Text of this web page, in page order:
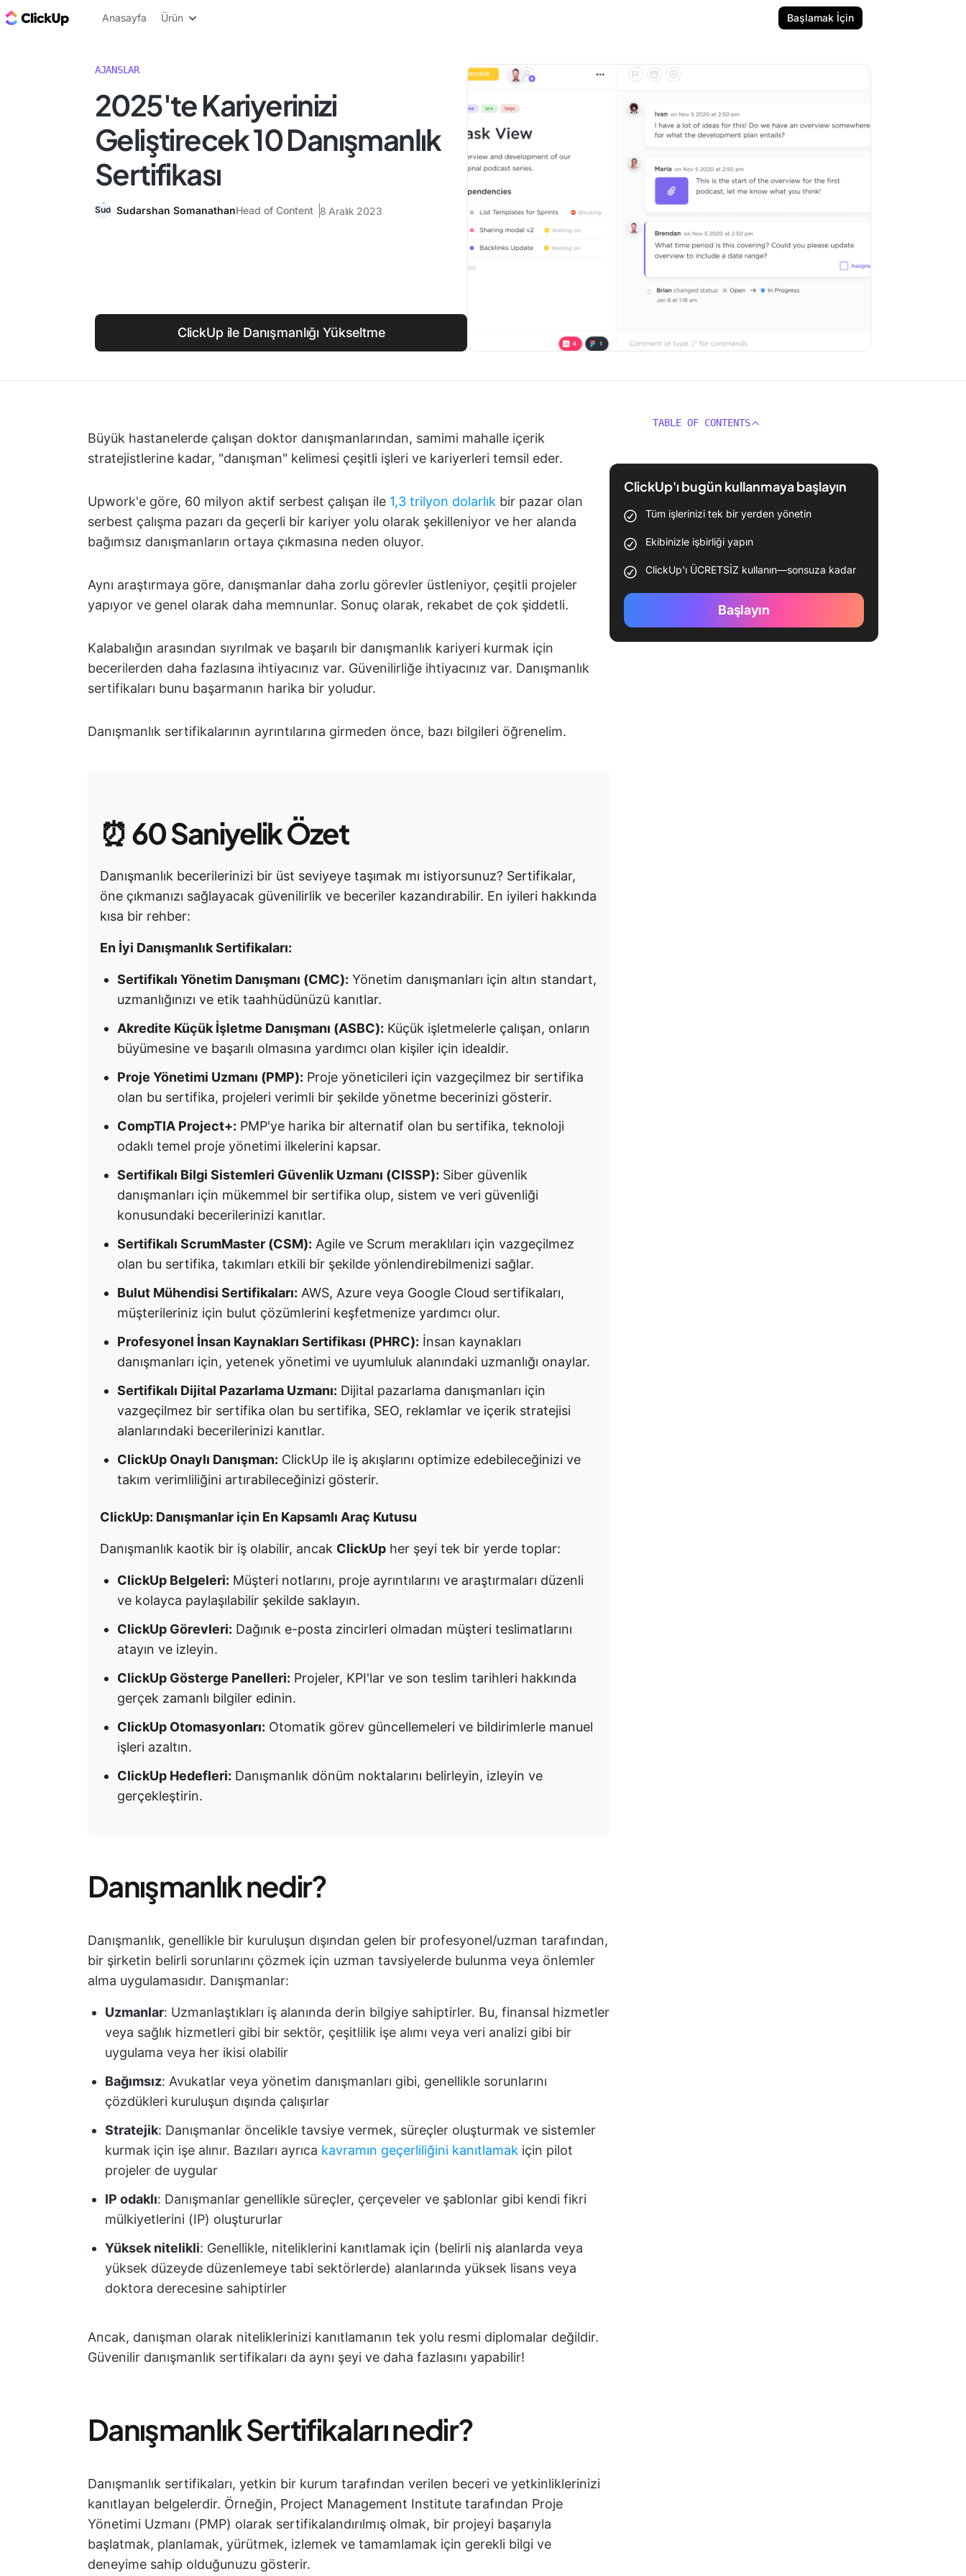
ClickUp Blog
Anasayfa Ürün Başlamak İçin
AJANSLAR
2025'te Kariyerinizi
Geliştirecek 10 Danışmanlık
Sertifikası
Sudarshan SomanathanHead of Content 8 Aralık 2023
ClickUp ile Danışmanlığı Yükseltme
Büyük hastanelerde çalışan doktor danışmanlarından, samimi mahalle içerik
stratejistlerine kadar, "danışman" kelimesi çeşitli işleri ve kariyerleri temsil eder.
Upwork'e göre, 60 milyon aktif serbest çalışan ile 1,3 trilyon dolarlık bir pazar olan
serbest çalışma pazarı da geçerli bir kariyer yolu olarak şekilleniyor ve her alanda
bağımsız danışmanların ortaya çıkmasına neden oluyor.
Aynı araştırmaya göre, danışmanlar daha zorlu görevler üstleniyor, çeşitli projeler
yapıyor ve genel olarak daha memnunlar. Sonuç olarak, rekabet de çok şiddetli.
Kalabalığın arasından sıyrılmak ve başarılı bir danışmanlık kariyeri kurmak için
becerilerden daha fazlasına ihtiyacınız var. Güvenilirliğe ihtiyacınız var. Danışmanlık
sertifikaları bunu başarmanın harika bir yoludur.
Danışmanlık sertifikalarının ayrıntılarına girmeden önce, bazı bilgileri öğrenelim.
⏰60 Saniyelik Özet
Danışmanlık becerilerinizi bir üst seviyeye taşımak mı istiyorsunuz? Sertifikalar,
öne çıkmanızı sağlayacak güvenilirlik ve beceriler kazandırabilir. En iyileri hakkında
kısa bir rehber:
En İyi Danışmanlık Sertifikaları:
Sertifikalı Yönetim Danışmanı (CMC): Yönetim danışmanları için altın standart,
uzmanlığınızı ve etik taahhüdünüzü kanıtlar.
Akredite Küçük İşletme Danışmanı (ASBC): Küçük işletmelerle çalışan, onların
büyümesine ve başarılı olmasına yardımcı olan kişiler için idealdir.
Proje Yönetimi Uzmanı (PMP): Proje yöneticileri için vazgeçilmez bir sertifika
olan bu sertifika, projeleri verimli bir şekilde yönetme becerinizi gösterir.
CompTIA Project+: PMP'ye harika bir alternatif olan bu sertifika, teknoloji
odaklı temel proje yönetimi ilkelerini kapsar.
Sertifikalı Bilgi Sistemleri Güvenlik Uzmanı (CISSP): Siber güvenlik
danışmanları için mükemmel bir sertifika olup, sistem ve veri güvenliği
konusundaki becerilerinizi kanıtlar.
Sertifikalı ScrumMaster (CSM): Agile ve Scrum meraklıları için vazgeçilmez
olan bu sertifika, takımları etkili bir şekilde yönlendirebilmenizi sağlar.
Bulut Mühendisi Sertifikaları: AWS, Azure veya Google Cloud sertifikaları,
müşterileriniz için bulut çözümlerini keşfetmenize yardımcı olur.
Profesyonel İnsan Kaynakları Sertifikası (PHRC): İnsan kaynakları
danışmanları için, yetenek yönetimi ve uyumluluk alanındaki uzmanlığı onaylar.
Sertifikalı Dijital Pazarlama Uzmanı: Dijital pazarlama danışmanları için
vazgeçilmez bir sertifika olan bu sertifika, SEO, reklamlar ve içerik stratejisi
alanlarındaki becerilerinizi kanıtlar.
ClickUp Onaylı Danışman: ClickUp ile iş akışlarını optimize edebileceğinizi ve
takım verimliliğini artırabileceğinizi gösterir.
ClickUp: Danışmanlar için En Kapsamlı Araç Kutusu
Danışmanlık kaotik bir iş olabilir, ancak ClickUp her şeyi tek bir yerde toplar:
ClickUp Belgeleri: Müşteri notlarını, proje ayrıntılarını ve araştırmaları düzenli
ve kolayca paylaşılabilir şekilde saklayın.
ClickUp Görevleri: Dağınık e-posta zincirleri olmadan müşteri teslimatlarını
atayın ve izleyin.
ClickUp Gösterge Panelleri: Projeler, KPI'lar ve son teslim tarihleri hakkında
gerçek zamanlı bilgiler edinin.
ClickUp Otomasyonları: Otomatik görev güncellemeleri ve bildirimlerle manuel
işleri azaltın.
ClickUp Hedefleri: Danışmanlık dönüm noktalarını belirleyin, izleyin ve
gerçekleştirin.
Danışmanlık nedir?
Danışmanlık, genellikle bir kuruluşun dışından gelen bir profesyonel/uzman tarafından,
bir şirketin belirli sorunlarını çözmek için uzman tavsiyelerde bulunma veya önlemler
alma uygulamasıdır. Danışmanlar:
Uzmanlar: Uzmanlaştıkları iş alanında derin bilgiye sahiptirler. Bu, finansal hizmetler
veya sağlık hizmetleri gibi bir sektör, çeşitlilik işe alımı veya veri analizi gibi bir
uygulama veya her ikisi olabilir
Bağımsız: Avukatlar veya yönetim danışmanları gibi, genellikle sorunlarını
çözdükleri kuruluşun dışında çalışırlar
Stratejik: Danışmanlar öncelikle tavsiye vermek, süreçler oluşturmak ve sistemler
kurmak için işe alınır. Bazıları ayrıca kavramın geçerliliğini kanıtlamak için pilot
projeler de uygular
IP odaklı: Danışmanlar genellikle süreçler, çerçeveler ve şablonlar gibi kendi fikri
mülkiyetlerini (IP) oluştururlar
Yüksek nitelikli: Genellikle, niteliklerini kanıtlamak için (belirli niş alanlarda veya
yüksek düzeyde düzenlemeye tabi sektörlerde) alanlarında yüksek lisans veya
doktora derecesine sahiptirler
Ancak, danışman olarak niteliklerinizi kanıtlamanın tek yolu resmi diplomalar değildir.
Güvenilir danışmanlık sertifikaları da aynı şeyi ve daha fazlasını yapabilir!
Danışmanlık Sertifikaları nedir?
Danışmanlık sertifikaları, yetkin bir kurum tarafından verilen beceri ve yetkinliklerinizi
kanıtlayan belgelerdir. Örneğin, Project Management Institute tarafından Proje
Yönetimi Uzmanı (PMP) olarak sertifikalandırılmış olmak, bir projeyi başarıyla
başlatmak, planlamak, yürütmek, izlemek ve tamamlamak için gerekli bilgi ve
deneyime sahip olduğunuzu gösterir.
TABLE OF CONTENTS
ClickUp'ı bugün kullanmaya başlayın
Tüm işlerinizi tek bir yerden yönetin
Ekibinizle işbirliği yapın
ClickUp'ı ÜCRETSİZ kullanın—sonsuza kadar
Başlayın